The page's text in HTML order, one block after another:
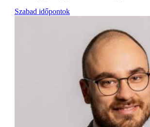
Szabad időpontok